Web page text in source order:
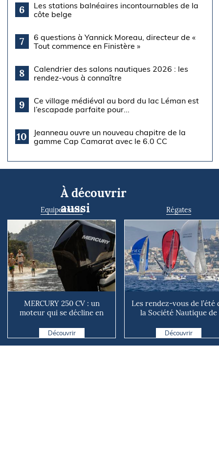
6
Les stations balnéaires incontournables de la
côte belge
7
6 questions à Yannick Moreau, directeur de «
Tout commence en Finistère »
8
Calendrier des salons nautiques 2026 : les
rendez-vous à connaître
9
Ce village médiéval au bord du lac Léman est
l’escapade parfaite pour...
10
Jeanneau ouvre un nouveau chapitre de la
gamme Cap Camarat avec le 6.0 CC
À découvrir
aussi
Equipements
MERCURY 250 CV : un
moteur qui se décline en
Découvrir
Régates
Les rendez-vous de l’été
la Société Nautique de
Découvrir